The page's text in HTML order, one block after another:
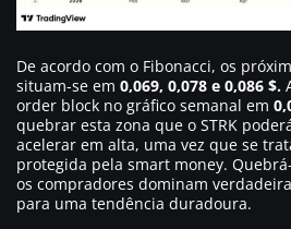
De acordo com o Fibonacci, os
situam-se em 0,069, 0,078 e 0,086 $.
order block no gráfico semanal em
quebrar esta zona que o STRK
acelerar em alta, uma vez que se
protegida pela smart money.
os compradores dominam
para uma tendência duradoura.